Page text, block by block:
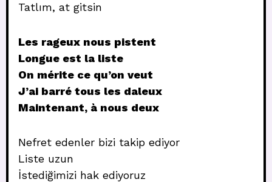
Tatlım, at gitsin
Les rageux nous pistent
Longue est la liste
On mérite ce qu’on veut
J’ai barré tous les daleux
Maintenant, à nous deux
Nefret edenler bizi takip ediyor
Liste uzun
İstediğimizi hak ediyoruz